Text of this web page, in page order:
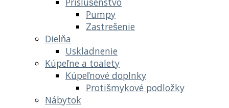
Pumpy
Zastrešenie
Dielňa
Uskladnenie
Kúpeľne a toalety
Kúpeľnové doplnky
Protišmykové podložky
Nábytok